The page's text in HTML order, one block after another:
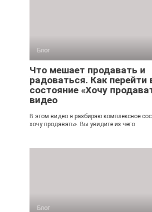
Блог
Что мешает продавать и
радоваться. Как перейти
состояние «Хочу
видео
В этом видео я разбираю комплексное
хочу продавать». Вы увидите из чего
Блог